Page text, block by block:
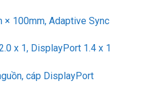
× 100mm, Adaptive Sync
x 1, DisplayPort 1.4 x 1
cáp DisplayPort